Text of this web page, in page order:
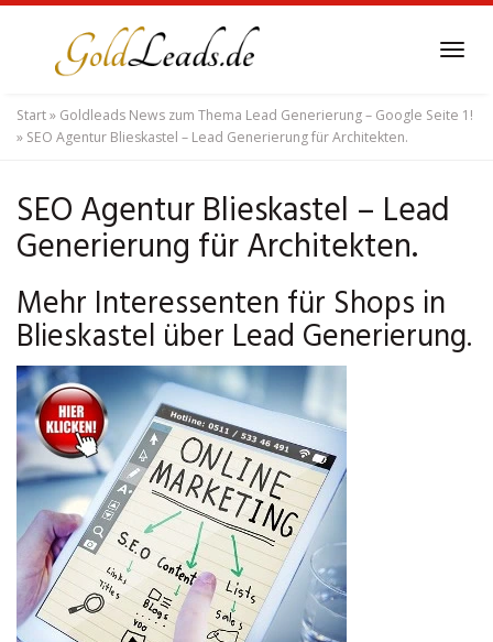
content
Start» Goldleads News zum Thema Lead Generierung – Google Seite 1!
» SEO Agentur Blieskastel – Lead Generierung für Architekten.
SEO Agentur Blieskastel – Lead
Generierung für Architekten.
Mehr Interessenten für Shops in
Blieskastel über Lead Generierung.